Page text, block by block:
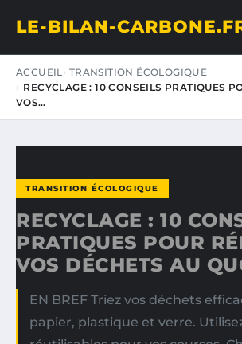
LE-BILAN-
ACCUEIL TRANSITION ÉCOLOGIQUE
RECYCLAGE : 10 CONSEILS PRATIQUES
VOS…
TRANSITION ÉCOLOGIQUE
RECYCLAGE : 10
PRATIQUES POUR
VOS DÉCHETS AU
EN BREF Triez vos déchets
papier, plastique et verre.